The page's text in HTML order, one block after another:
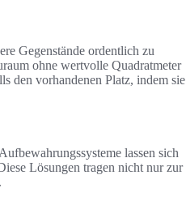
Gegenstände ordentlich zu
ohne wertvolle Quadratmeter
den vorhandenen Platz, indem sie
lassen sich
Lösungen tragen nicht nur zur